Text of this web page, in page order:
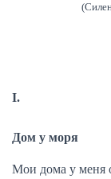
I.
Дом у моря
Мои дома у меня